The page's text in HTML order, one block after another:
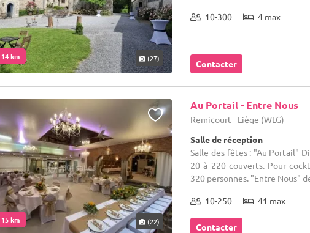
km (27)
10-300 4 max
Contacter
km (22)
Au Portail - Entre Nous
Remicourt - Liège (WLG)
Salle de réception
Salle des fêtes : "Au Portail"
20 à 220 couverts. Pour
320 personnes. "Entre Nous"
10-250 41 max
Contacter